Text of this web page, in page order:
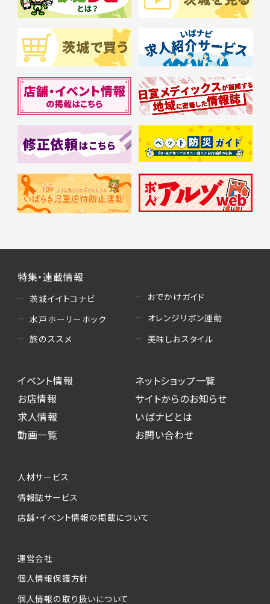
特集・連載情報
茨城イイトコナビ
水戸ホーリーホック
旅のススメ
おでかけガイド
オレンジリボン運動
美味しおスタイル
イベント情報
お店情報
求人情報
動画一覧
ネットショップ一覧
サイトからのお知らせ
いばナビとは
お問い合わせ
人材サービス
情報誌サービス
店舗・イベント情報の掲載について
運営会社
個人情報保護方針
個人情報の取り扱いについて